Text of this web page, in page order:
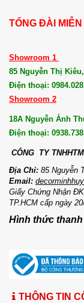
TỔNG ĐÀI
Showroom 1
85 Nguyễn Thị
Điện thoại:
Showroom 2
18A Nguyễn Ảnh
Điện thoại:
CÔNG TY
Địa Chỉ: 85 Nguyễn
Email:
Giấy Chứng Nhận
TP.HCM cấp ngày
Hình thức
THÔNG TIN